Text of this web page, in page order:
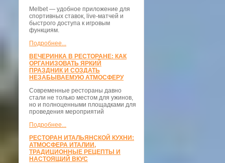
Melbet — удобное приложение для
спортивных ставок, live-матчей и
быстрого доступа к игровым
функциям.
Подробнее...
ВЕЧЕРИНКА В РЕСТОРАНЕ: КАК
ОРГАНИЗОВАТЬ ЯРКИЙ
ПРАЗДНИК И СОЗДАТЬ
НЕЗАБЫВАЕМУЮ АТМОСФЕРУ
Современные рестораны давно
стали не только местом для ужинов,
но и полноценными площадками для
проведения мероприятий
Подробнее...
РЕСТОРАН ИТАЛЬЯНСКОЙ КУХНИ:
АТМОСФЕРА ИТАЛИИ,
ТРАДИЦИОННЫЕ РЕЦЕПТЫ И
НАСТОЯЩИЙ ВКУС